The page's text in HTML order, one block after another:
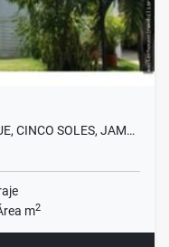
CINCO SOLES, JAM…
m2